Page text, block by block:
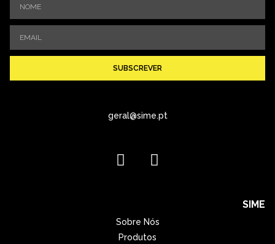
SUBSCREVER
geral@sime.pt
SIME
Sobre Nós
Produtos